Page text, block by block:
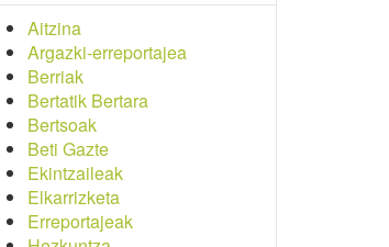
Aitzina
Argazki-erreportajea
Berriak
Bertatik Bertara
Bertsoak
Beti Gazte
Ekintzaileak
Elkarrizketa
Erreportajeak